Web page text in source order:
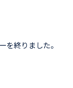
終りました。